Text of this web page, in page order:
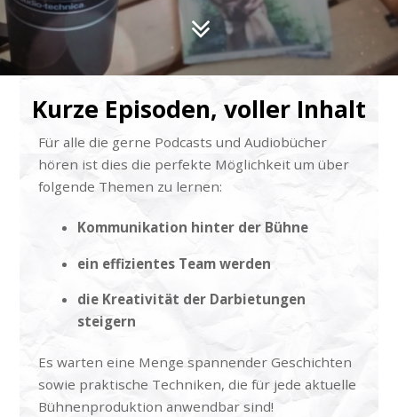
Kurze Episoden, voller Inhalt
Für alle die gerne Podcasts und Audiobücher
hören ist dies die perfekte Möglichkeit um über
folgende Themen zu lernen:
Kommunikation hinter der Bühne
ein effizientes Team werden
die Kreativität der Darbietungen
steigern
Es warten eine Menge spannender Geschichten
sowie praktische Techniken, die für jede aktuelle
Bühnenproduktion anwendbar sind!